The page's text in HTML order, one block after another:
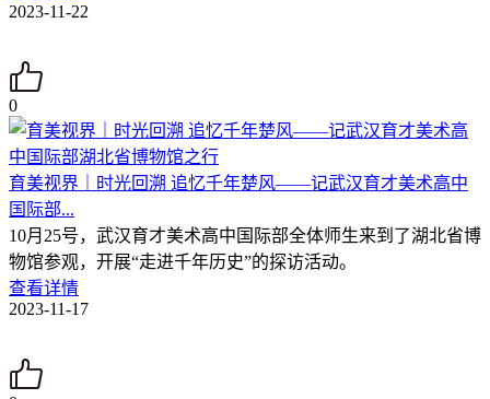
2023-11-22
0
育美视界｜时光回溯 追忆千年楚风——记武汉育才美术高中
国际部...
10月25号，武汉育才美术高中国际部全体师生来到了湖北省博
物馆参观，开展“走进千年历史”的探访活动。
查看详情
2023-11-17